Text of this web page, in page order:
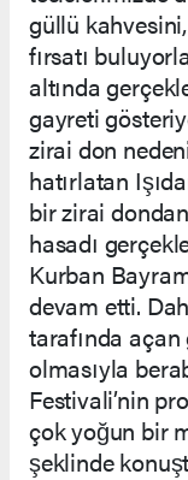
güllü
fırsatı
altında
gayreti
zirai don
hatırlatan
bir zirai
hasadı
Kurban
devam etti.
tarafında
olmasıyla
Festivali’nin
çok yoğun bir
şeklinde